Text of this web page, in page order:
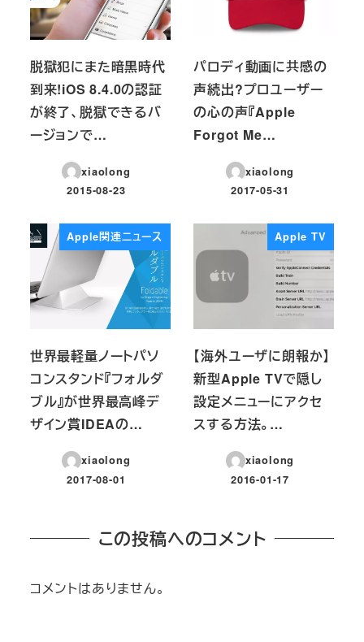
脱獄犯にまた暗黒時代
到来!iOS 8.4.0の認証
が終了、脱獄できるバ
ージョンで…
xiaolong
投稿日
2015-08-23
パロディ動画に共感の
声続出?プロユーザー
の心の声『Apple
Forgot Me…
xiaolong
投稿日
2017-05-31
Apple関連ニュース
世界最軽量ノートパソ
コンスタンド『フォルダ
ブル』が世界最高峰デ
ザイン賞IDEAの…
xiaolong
投稿日
2017-08-01
Apple TV
【海外ユーザに朗報か】
新型Apple TVで隠し
設定メニューにアクセ
スする方法。…
xiaolong
投稿日
2016-01-17
この投稿へのコメント
コメントはありません。